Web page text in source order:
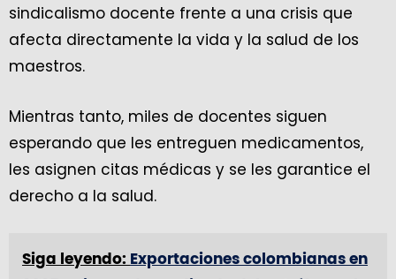
sindicalismo docente frente a una crisis que
afecta directamente la vida y la salud de los
maestros.
Mientras tanto, miles de docentes siguen
esperando que les entreguen medicamentos,
les asignen citas médicas y se les garantice el
derecho a la salud.
Siga leyendo: Exportaciones colombianas en